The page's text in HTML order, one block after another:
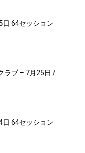
日 64セッション
ラブ – 7月25日 /
日 64セッション